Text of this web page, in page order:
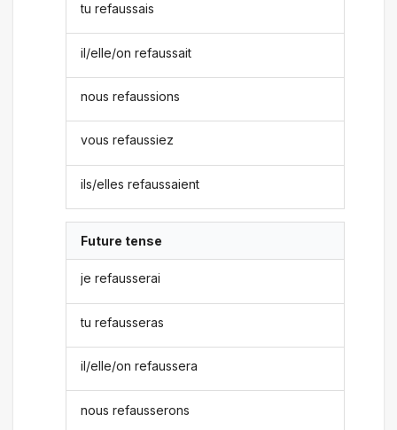
tu refaussais
il/elle/on refaussait
nous refaussions
vous refaussiez
ils/elles refaussaient
Future tense
je refausserai
tu refausseras
il/elle/on refaussera
nous refausserons